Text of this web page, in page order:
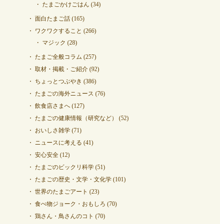
たまごかけごはん (34)
面白たまご話(165)
ワクワクすること (266)
マジック (28)
たまご全般コラム (257)
取材・掲載・ご紹介(92)
ちょっとつぶやき (386)
たまごの海外ニュース (76)
飲食店さまへ(127)
たまごの健康情報（研究など）
(52)
おいしさ雑学(71)
ニュースに考える (41)
安心安全(12)
たまごのビックリ科学(51)
たまごの歴史・文学・文化学(101)
世界のたまごアート (23)
食べ物ジョーク・おもしろ (70)
鶏さん・鳥さんのコト (70)